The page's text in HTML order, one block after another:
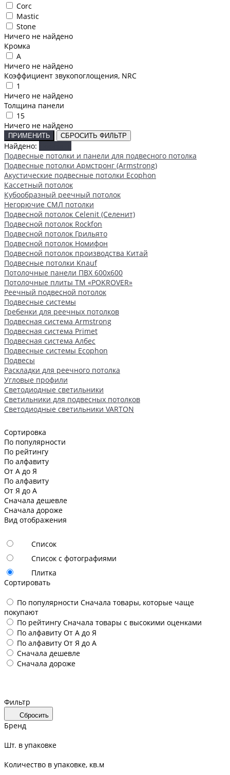
Corc
Mastic
Stone
Ничего не найдено
Кромка
A
Ничего не найдено
Коэффициент звукопоглощения, NRC
1
Ничего не найдено
Толщина панели
15
Ничего не найдено
ПРИМЕНИТЬ СБРОСИТЬ ФИЛЬТР
Найдено:
Подвесные потолки и панели для подвесного потолка
Подвесные потолки Армстронг (Armstrong)
Акустические подвесные потолки Ecophon
Кассетный потолок
Кубообразный реечный потолок
Негорючие СМЛ потолки
Подвесной потолок Celenit (Селенит)
Подвесной потолок Rockfon
Подвесной потолок Грильято
Подвесной потолок Номифон
Подвесной потолок производства Китай
Подвесные потолки Knauf
Потолочные панели ПВХ 600х600
Потолочные плиты ТМ «POKROVER»
Реечный подвесной потолок
Подвесные системы
Гребенки для реечных потолков
Подвесная система Armstrong
Подвесная система Primet
Подвесная система Албес
Подвесные системы Ecophon
Подвесы
Раскладки для реечного потолка
Угловые профили
Светодиодные светильники
Светильники для подвесных потолков
Светодиодные светильники VARTON
Сортировка
По популярности
По рейтингу
По алфавиту
От А до Я
По алфавиту
От Я до А
Сначала дешевле
Сначала дороже
Вид отображения
Список
Список с фотографиями
Плитка
Сортировать
По популярности Сначала товары, которые чаще
покупают
По рейтингу Сначала товары с высокими оценками
По алфавиту От А до Я
По алфавиту От Я до А
Сначала дешевле
Сначала дороже
Фильтр
Сбросить
Бренд
Шт. в упаковке
Количество в упаковке, кв.м